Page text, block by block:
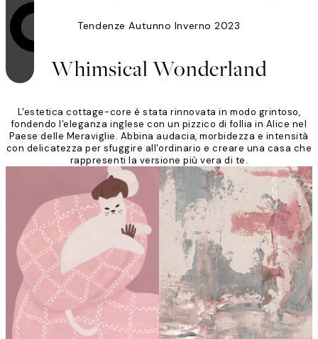
Il looping è attivo
Tendenze Autunno Inverno 2023
Whimsical Wonderland
L'estetica cottage-core è stata rinnovata in modo grintoso,
fondendo l'eleganza inglese con un pizzico di follia in Alice nel
Paese delle Meraviglie. Abbina audacia, morbidezza e intensità
con delicatezza per sfuggire all'ordinario e creare una casa che
rappresenti la versione più vera di te.